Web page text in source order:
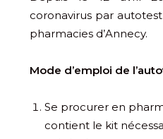
coronavirus par
pharmacies d’Annecy.
Mode d’emploi de
Se procurer en
contient le kit